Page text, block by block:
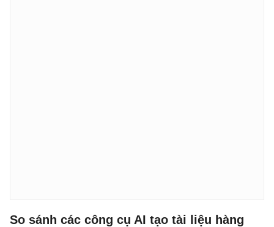
So sánh các công cụ AI tạo tài liệu hàng